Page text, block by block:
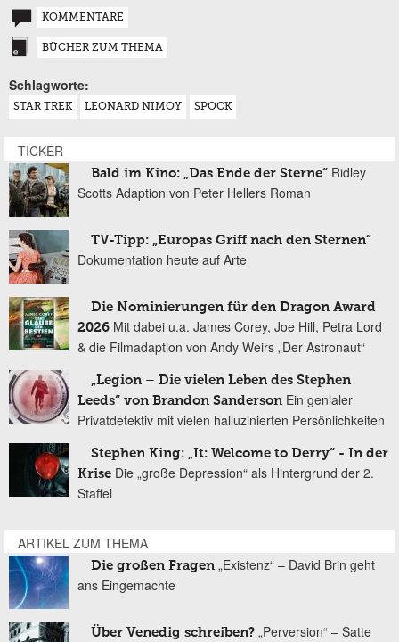
KOMMENTARE
BÜCHER ZUM THEMA
Schlagworte:
STAR TREK LEONARD NIMOY SPOCK
TICKER
Bald im Kino: „Das Ende der Sterne“ Ridley
Scotts Adaption von Peter Hellers Roman
TV-Tipp: „Europas Griff nach den Sternen“
Dokumentation heute auf Arte
Die Nominierungen für den Dragon Award
2026 Mit dabei u.a. James Corey, Joe Hill, Petra Lord
& die Filmadaption von Andy Weirs „Der Astronaut“
„Legion – Die vielen Leben des Stephen
Leeds“ von Brandon Sanderson Ein genialer
Privatdetektiv mit vielen halluzinierten Persönlichkeiten
Stephen King: „It: Welcome to Derry“ - In der
Krise Die „große Depression“ als Hintergrund der 2.
Staffel
ARTIKEL ZUM THEMA
Die großen Fragen „Existenz“ – David Brin geht
ans Eingemachte
Über Venedig schreiben? „Perversion“ – Satte